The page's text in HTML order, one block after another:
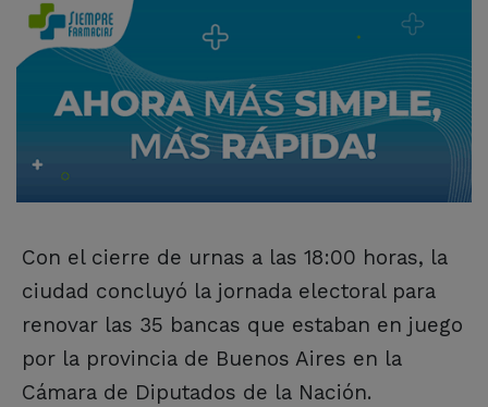
Con el cierre de urnas a las 18:00 horas, la
ciudad concluyó la jornada electoral para
renovar las 35 bancas que estaban en juego
por la provincia de Buenos Aires en la
Cámara de Diputados de la Nación.